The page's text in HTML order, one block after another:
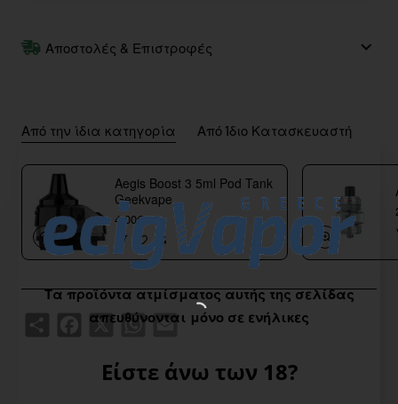
Τα προϊόντα ατμίσματος αυτής της σελίδας
απευθύνονται μόνο σε ενήλικες
Είστε άνω των 18?
Αποστολές & Επιστροφές
Από την ίδια κατηγορία Από Ίδιο Κατασκευαστή
Aegis Boost 3 5ml Pod Tank
Geekvape
4,00€
Facebook
X WhatsApp
Email